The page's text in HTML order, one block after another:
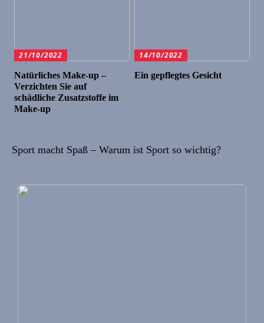
21/10/2022
Natürliches Make-up –
Verzichten Sie auf
schädliche Zusatzstoffe im
Make-up
14/10/2022
Ein gepflegtes Gesicht
Sport macht Spaß – Warum ist Sport so wichtig?